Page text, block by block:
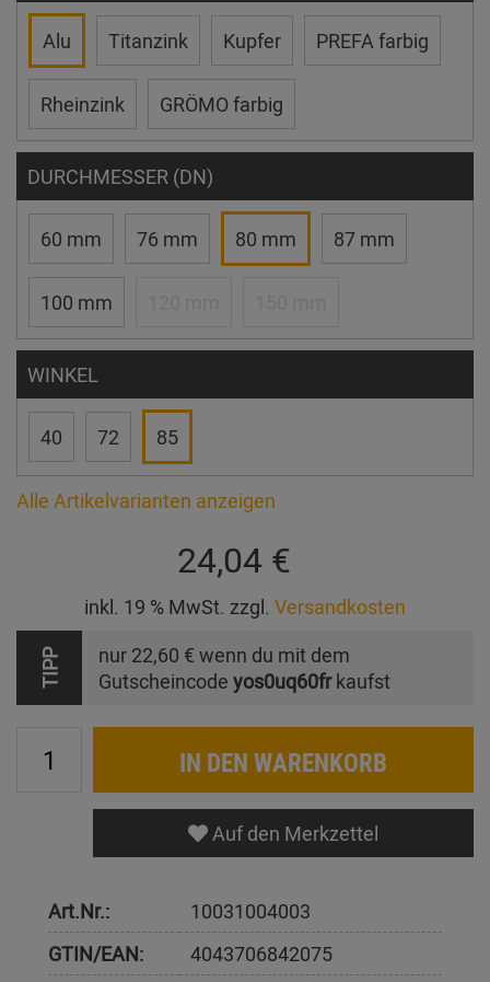
Alu Titanzink Kupfer PREFA farbig
Rheinzink GRÖMO farbig
DURCHMESSER (DN)
60 mm 76 mm 80 mm 87 mm
100 mm
WINKEL
40 72 85
Alle Artikelvarianten anzeigen
24,04 €
inkl. 19 % MwSt. zzgl. Versandkosten
TIPP nur 22,60 € wenn du mit dem
Gutscheincode yos0uq60frkaufst
IN DEN WARENKORB
Auf den Merkzettel
Art.Nr.:
10031004003
GTIN/EAN:
4043706842075